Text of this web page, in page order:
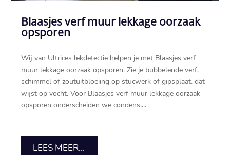
Blaasjes verf muur lekkage oorzaak
opsporen
Wij van Ultrices lekdetectie helpen je met Blaasjes verf
muur lekkage oorzaak opsporen.​ Zie je bubbelende verf,
schimmel of zoutuitbloeiing op stucwerk of gipsplaat, dat
wijst op vocht.​ Voor Blaasjes verf muur lekkage oorzaak
opsporen onderscheiden we condens,...
LEES MEER...